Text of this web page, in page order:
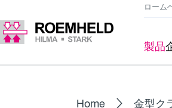
ローム
製品
Home 金型ク